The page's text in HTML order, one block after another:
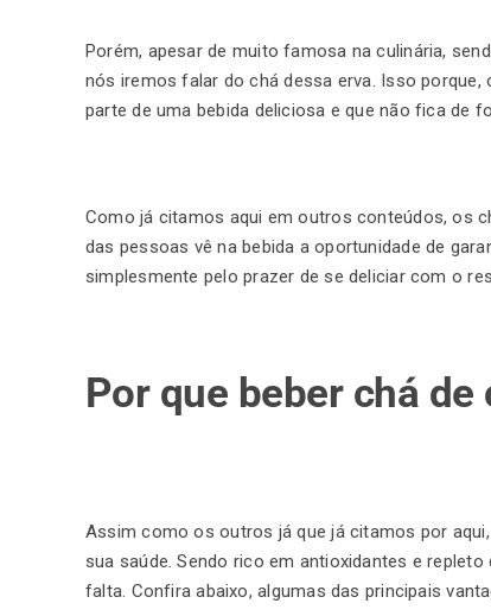
Porém, apesar de muito famosa na culinária,
nós iremos falar do chá dessa erva. Isso
parte de uma bebida deliciosa e que não fica de
Como já citamos aqui em outros conteúdos, os
das pessoas vê na bebida a oportunidade de
simplesmente pelo prazer de se deliciar com o
Por que beber chá
Assim como os outros já que já citamos por
sua saúde. Sendo rico em antioxidantes e
falta. Confira abaixo, algumas das principais